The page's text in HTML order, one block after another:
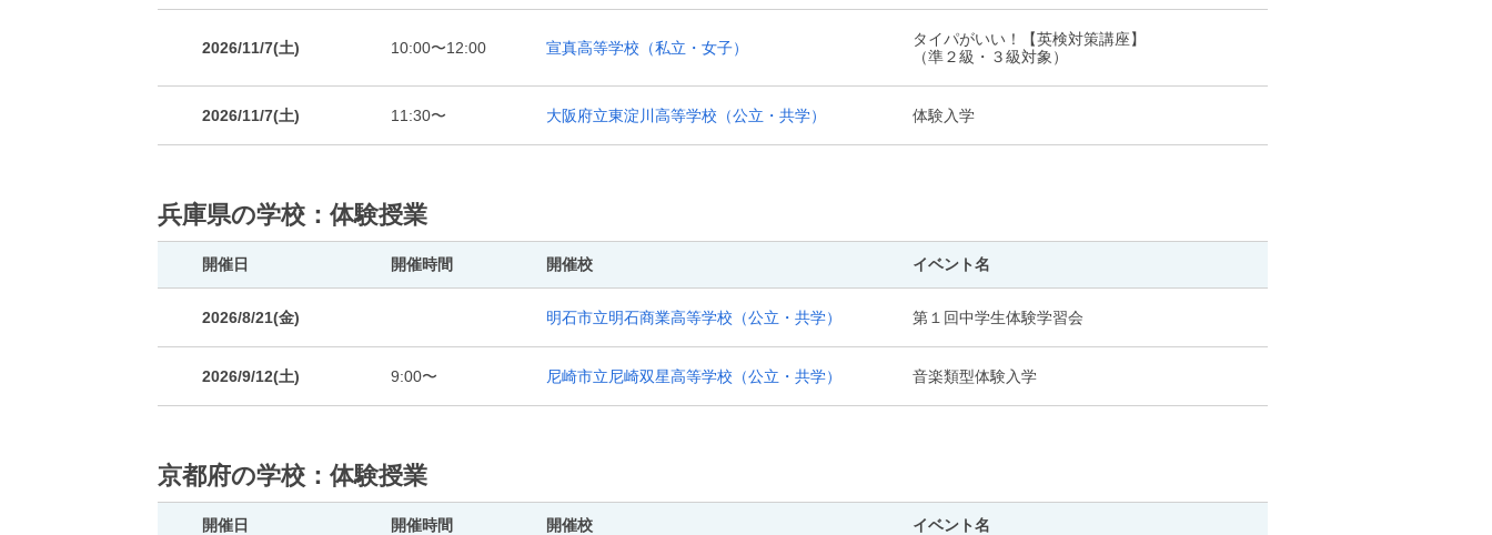
2026/11/7(土) 10:00〜12:00 宣真高等学校 （私立・女子）
タイパがいい！【英検対策講座】
（準２級・３級対象）
2026/11/7(土) 11:30〜 大阪府立東淀川高等学校 （公立・共学） 体験入学
兵庫県の学校：体験授業
開催日 開催時間 開催校 イベント名
2026/8/21(金) 明石市立明石商業高等学校 （公立・共学） 第１回中学生体験学習会
2026/9/12(土) 9:00〜 尼崎市立尼崎双星高等学校 （公立・共学） 音楽類型体験入学
京都府の学校：体験授業
開催日 開催時間 開催校 イベント名